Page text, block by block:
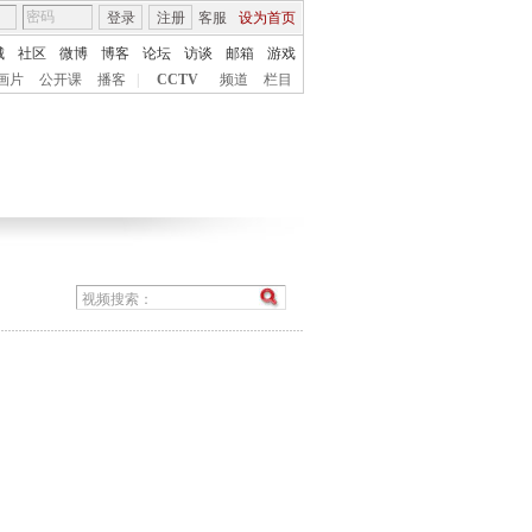
客服 设为首页
登录 注册
社区 微博 博客 论坛 访谈 邮箱
游戏
片 公开课 播客 CCTV 频道 栏目